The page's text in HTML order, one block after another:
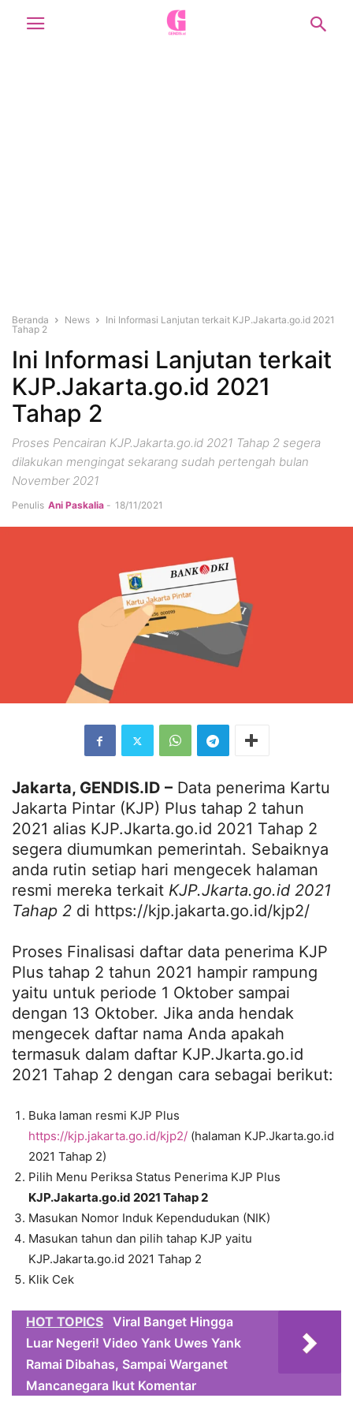
Beranda News
Ini Informasi Lanjutan terkait KJP.Jakarta.go.id 2021
Tahap 2
Ini Informasi Lanjutan terkait
KJP.Jakarta.go.id 2021
Tahap 2
Proses Pencairan KJP.Jakarta.go.id 2021 Tahap 2 segera
dilakukan mengingat sekarang sudah pertengah bulan
November 2021
Penulis Ani Paskalia - 18/11/2021
Jakarta, GENDIS.ID – Data penerima Kartu
Jakarta Pintar (KJP) Plus tahap 2 tahun
2021 alias KJP.Jkarta.go.id 2021 Tahap 2
segera diumumkan pemerintah. Sebaiknya
anda rutin setiap hari mengecek halaman
resmi mereka terkait KJP.Jkarta.go.id 2021
Tahap 2 di https://kjp.jakarta.go.id/kjp2/
Proses Finalisasi daftar data penerima KJP
Plus tahap 2 tahun 2021 hampir rampung
yaitu untuk periode 1 Oktober sampai
dengan 13 Oktober. Jika anda hendak
mengecek daftar nama Anda apakah
termasuk dalam daftar KJP.Jkarta.go.id
2021 Tahap 2 dengan cara sebagai berikut:
Buka laman resmi KJP Plus
https://kjp.jakarta.go.id/kjp2/ (halaman KJP.Jkarta.go.id
2021 Tahap 2)
Pilih Menu Periksa Status Penerima KJP Plus
KJP.Jakarta.go.id 2021 Tahap 2
Masukan Nomor Induk Kependudukan (NIK)
Masukan tahun dan pilih tahap KJP yaitu
KJP.Jakarta.go.id 2021 Tahap 2
Klik Cek
HOT TOPICS Viral Banget Hingga
Luar Negeri! Video Yank Uwes Yank
Ramai Dibahas, Sampai Warganet
Mancanegara Ikut Komentar